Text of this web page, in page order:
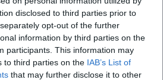
disclosed to third parties prior to
opt-out of the further
information by third parties on the
participants. This information may
to third parties on the IAB’s List of
that may further disclose it to other
Fragen